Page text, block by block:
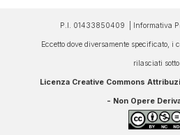
P.I. 01433850409 | Informativa
Eccetto dove diversamente specificato, i
rilasciati sotto
Licenza Creative Commons
- Non Opere